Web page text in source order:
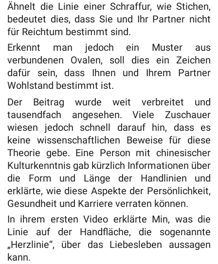
Ähnelt die Linie einer Schraffur, wie Stichen,
bedeutet dies, dass Sie und Ihr Partner nicht
für Reichtum bestimmt sind.
Erkennt man jedoch ein Muster aus
verbundenen Ovalen, soll dies ein Zeichen
dafür sein, dass Ihnen und Ihrem Partner
Wohlstand bestimmt ist.
Der Beitrag wurde weit verbreitet und
tausendfach angesehen. Viele Zuschauer
wiesen jedoch schnell darauf hin, dass es
keine wissenschaftlichen Beweise für diese
Theorie gebe. Eine Person mit chinesischer
Kulturkenntnis gab kürzlich Informationen über
die Form und Länge der Handlinien und
erklärte, wie diese Aspekte der Persönlichkeit,
Gesundheit und Karriere verraten können.
In ihrem ersten Video erklärte Min, was die
Linie auf der Handfläche, die sogenannte
„Herzlinie“, über das Liebesleben aussagen
kann.